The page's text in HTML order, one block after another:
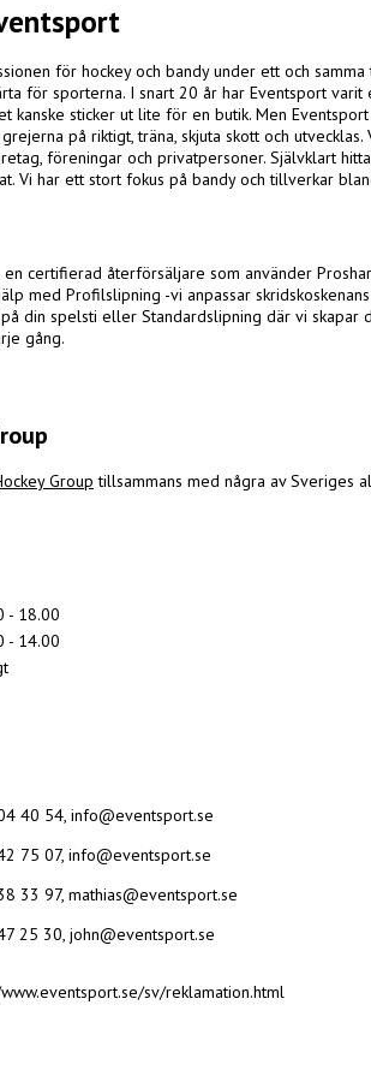
för hockey och bandy under ett och
för sporterna. I snart 20 år har Eventsport
kanske sticker ut lite för en butik. Men
på riktigt, träna, skjuta skott och
föreningar och privatpersoner. Självklart
Vi har ett stort fokus på bandy och tillverkar
en certifierad återförsäljare som använder
med Profilslipning -vi anpassar
din spelsti eller Standardslipning där vi skapar
gång.
Group tillsammans med några av Sveriges
- 18.00
- 14.00
40 54, info@eventsport.se
75 07, info@eventsport.se
33 97, mathias@eventsport.se
25 30, john@eventsport.se
sv/reklamation.html